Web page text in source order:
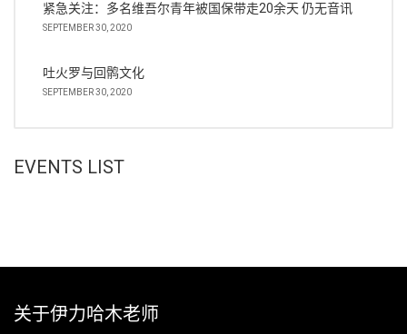
紧急关注：多名维吾尔青年被国保带走20余天 仍无音讯
SEPTEMBER 30, 2020
吐火罗与回鹘文化
SEPTEMBER 30, 2020
EVENTS LIST
关于伊力哈木老师